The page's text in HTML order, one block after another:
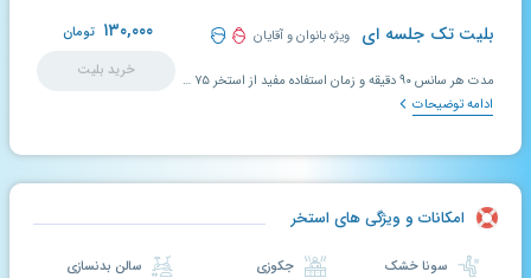
بلیت تک جلسه ای ویژه بانوان و آقایان ۱۳۰,۰۰۰ تومان
خرید بلیت
مدت هر سانس ۹۰ دقیقه و زمان استفاده مفید از استخر ۷۵ دقیقه می باشد. ۱۵ دقیقه پایانی هر سانس به دوش گرفتن و تعویض لباس اختصاص دارد.
ادامه توضیحات
امکانات و ویژگی های استخر
سونا خشک
جکوزی
سالن بدنسازی